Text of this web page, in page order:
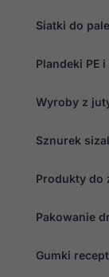
Siatki do
Plandeki PE
Wyroby z
Sznurek
Produkty do
Pakowanie
Gumki